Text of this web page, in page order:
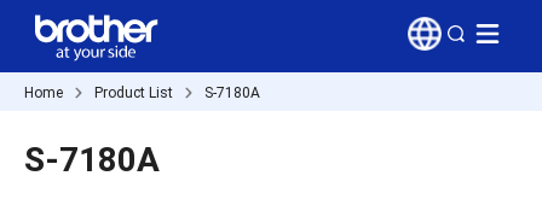
Home Product List S-7180A
S-7180A